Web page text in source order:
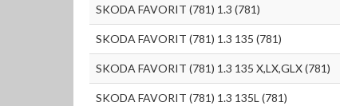
SKODA FAVORIT (781) 1.3 (781)
SKODA FAVORIT (781) 1.3 135 (781)
SKODA FAVORIT (781) 1.3 135 X,LX,GLX (781)
SKODA FAVORIT (781) 1.3 135L (781)